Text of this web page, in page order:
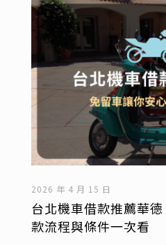
2026 年 4 月 15 日
台北機車借款推薦華
款流程與條件一次看